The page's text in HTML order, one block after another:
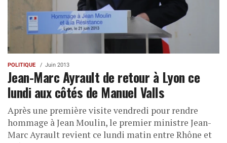
POLITIQUE Juin 2013
Jean-Marc Ayrault de retour à Lyon ce
lundi aux côtés de Manuel Valls
Après une première visite vendredi pour rendre
hommage à Jean Moulin, le premier ministre Jean-
Marc Ayrault revient ce lundi matin entre Rhône et